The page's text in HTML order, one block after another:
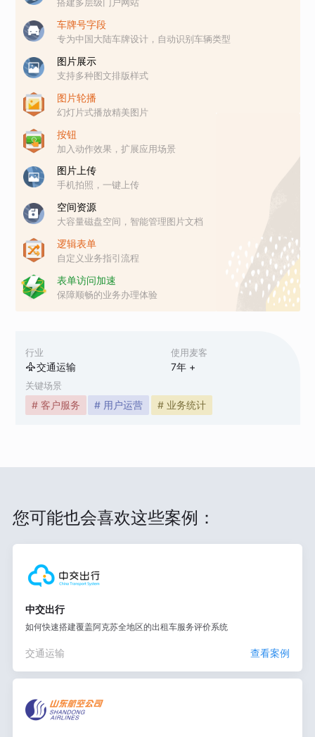
行业
交通运输
使用麦客
7年 +
关键场景
# 客户服务 # 用户运营 # 业务统计
车牌号字段
专为中国大陆车牌设计，自动识别车辆类型
图片展示
支持多种图文排版样式
图片轮播
幻灯片式播放精美图片
按钮
加入动作效果，扩展应用场景
图片上传
手机拍照，一键上传
空间资源
大容量磁盘空间，智能管理图片文档
逻辑表单
自定义业务指引流程
表单访问加速
保障顺畅的业务办理体验
您可能也会喜欢这些案例：
中交出行
如何快速搭建覆盖阿克苏全地区的出租车服务评价系统
交通运输 查看案例